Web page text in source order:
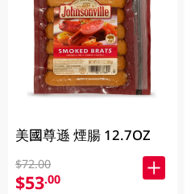
美國尊遜 煙腸 12.7OZ
$72.00
$53.00